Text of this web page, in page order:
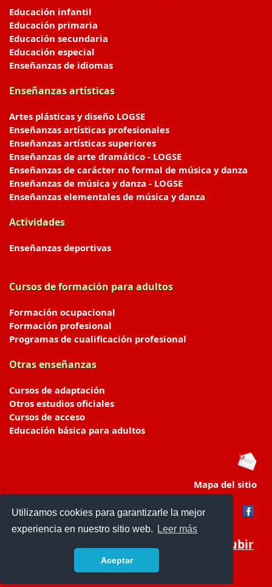
Utilizamos cookies para garantizarle la mejor
experiencia en nuestro sitio web.
Leer más
Aceptar
Educación infantil
Educación primaria
Educación secundaria
Educación especial
Enseñanzas de idiomas
Enseñanzas artísticas
Artes plásticas y diseño LOGSE
Enseñanzas artísticas profesionales
Enseñanzas artísticas superiores
Enseñanzas de arte dramático - LOGSE
Enseñanzas de carácter no formal de música y danza
Enseñanzas de música y danza - LOGSE
Enseñanzas elementales de música y danza
Actividades
Enseñanzas deportivas
Cursos de formación para adultos
Formación ocupacional
Formación profesional
Programas de cualificación profesional
Otras enseñanzas
Cursos de adaptación
Otros estudios oficiales
Cursos de acceso
Educación básica para adultos
Mapa del sitio
Subir